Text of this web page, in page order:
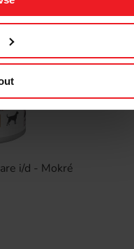
i/d - Mokré